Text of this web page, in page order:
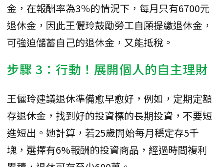
金，在報酬率為3％的情況下，每月只有6700元
退休金，因此王儷玲鼓勵勞工自願提繳退休金，
可強迫儲蓄自己的退休金，又能抵稅。
步驟 3：行動！展開個人的自主理財
王儷玲建議退休準備愈早愈好，例如，定期定額
存退休金，找到好的投資標的長期投資，不要短
進短出。她計算，若25歲開始每月穩定存5千
塊，選擇有6%報酬的投資商品，經過時間複利